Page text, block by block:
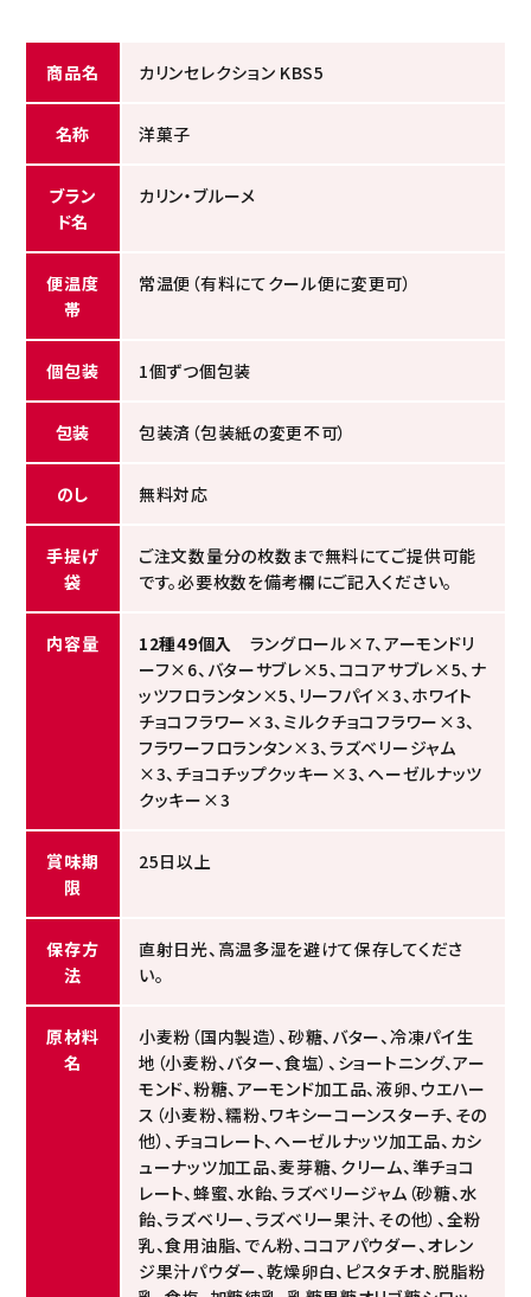
商品名 カリンセレクション KBS5
名称 洋菓子
ブラン
ド名
カリン・ブルーメ
便温度
帯
常温便（有料にてクール便に変更可）
個包装 1個ずつ個包装
包装 包装済（包装紙の変更不可）
のし 無料対応
手提げ
袋
ご注文数量分の枚数まで無料にてご提供可能
です。必要枚数を備考欄にご記入ください。
内容量 12種49個入
ラングロール×7、アーモンドリ
ーフ×6、バターサブレ×5、ココアサブレ×5、ナ
ッツフロランタン×5、リーフパイ×3、ホワイト
チョコフラワー×3、ミルクチョコフラワー×3、
フラワーフロランタン×3、ラズベリージャム
×3、チョコチップクッキー×3、ヘーゼルナッツ
クッキー×3
賞味期
限
25日以上
保存方
法
直射日光、高温多湿を避けて保存してくださ
い。
原材料
名
小麦粉（国内製造）、砂糖、バター、冷凍パイ生
地（小麦粉、バター、食塩）、ショートニング、アー
モンド、粉糖、アーモンド加工品、液卵、ウエハー
ス（小麦粉、糯粉、ワキシーコーンスターチ、その
他）、チョコレート、ヘーゼルナッツ加工品、カシ
ューナッツ加工品、麦芽糖、クリーム、準チョコ
レート、蜂蜜、水飴、ラズベリージャム（砂糖、水
飴、ラズベリー、ラズベリー果汁、その他）、全粉
乳、食用油脂、でん粉、ココアパウダー、オレン
ジ果汁パウダー、乾燥卵白、ピスタチオ、脱脂粉